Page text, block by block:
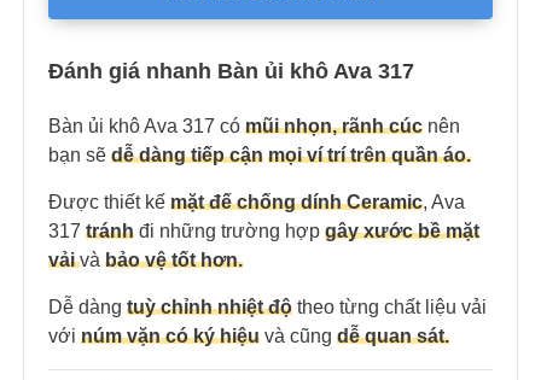
Đánh giá nhanh Bàn ủi khô Ava 317
Bàn ủi khô Ava 317 có mũi nhọn, rãnh cúc nên
bạn sẽ dễ dàng tiếp cận mọi ví trí trên quần áo.
Được thiết kế mặt đế chống dính Ceramic, Ava
317 tránh đi những trường hợp gây xước bề mặt
vảivà bảo vệ tốt hơn.
Dễ dàng tuỳ chỉnh nhiệt độ theo từng chất liệu vải
với núm vặn có ký hiệu và cũng dễ quan sát.